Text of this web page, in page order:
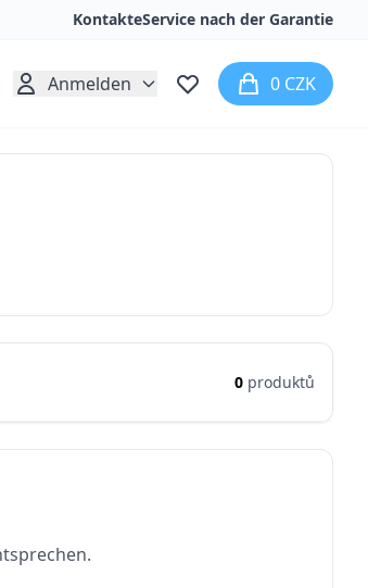
KontakteService nach der Garantie
Anmelden 0 CZK
0 produktů